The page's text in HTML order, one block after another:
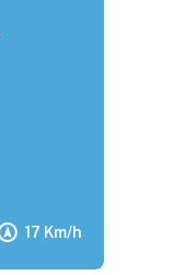
17 Km/h